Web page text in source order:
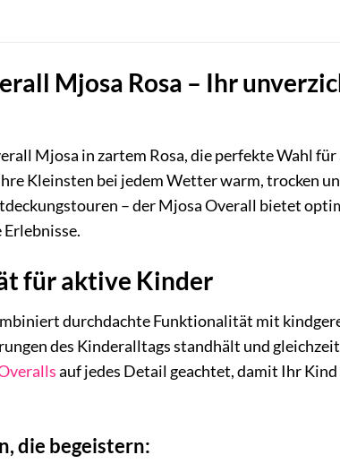
Mjosa Rosa – Ihr
Mjosa in zartem Rosa, die perfekte Wahl
Kleinsten bei jedem Wetter warm, trocken
– der Mjosa Overall bietet
für aktive Kinder
durchdachte Funktionalität mit
des Kinderalltags standhält und
auf jedes Detail geachtet, damit Ihr
die begeistern: